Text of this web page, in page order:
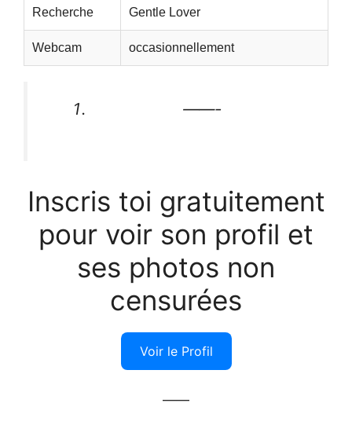
Recherche Gentle Lover
Webcam occasionnellement
——-
Inscris toi gratuitement
pour voir son profil et
ses photos non
censurées
Voir le Profil
——